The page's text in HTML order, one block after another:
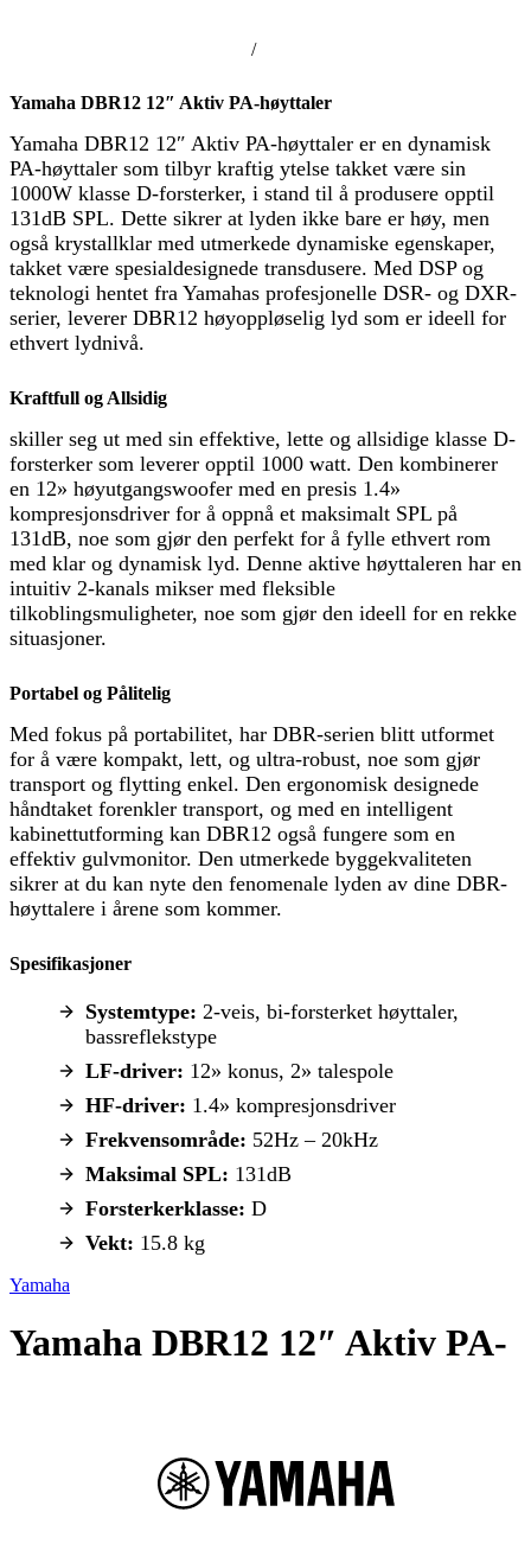
/
Yamaha DBR12 12″ Aktiv PA-høyttaler
Yamaha DBR12 12″ Aktiv PA-høyttaler er en dynamisk
PA-høyttaler som tilbyr kraftig ytelse takket være sin
1000W klasse D-forsterker, i stand til å produsere opptil
131dB SPL. Dette sikrer at lyden ikke bare er høy, men
også krystallklar med utmerkede dynamiske egenskaper,
takket være spesialdesignede transdusere. Med DSP og
teknologi hentet fra Yamahas profesjonelle DSR- og DXR-
serier, leverer DBR12 høyoppløselig lyd som er ideell for
ethvert lydnivå.
Kraftfull og Allsidig
skiller seg ut med sin effektive, lette og allsidige klasse D-
forsterker som leverer opptil 1000 watt. Den kombinerer
en 12» høyutgangswoofer med en presis 1.4»
kompresjonsdriver for å oppnå et maksimalt SPL på
131dB, noe som gjør den perfekt for å fylle ethvert rom
med klar og dynamisk lyd. Denne aktive høyttaleren har en
intuitiv 2-kanals mikser med fleksible
tilkoblingsmuligheter, noe som gjør den ideell for en rekke
situasjoner.
Portabel og Pålitelig
Med fokus på portabilitet, har DBR-serien blitt utformet
for å være kompakt, lett, og ultra-robust, noe som gjør
transport og flytting enkel. Den ergonomisk designede
håndtaket forenkler transport, og med en intelligent
kabinettutforming kan DBR12 også fungere som en
effektiv gulvmonitor. Den utmerkede byggekvaliteten
sikrer at du kan nyte den fenomenale lyden av dine DBR-
høyttalere i årene som kommer.
Spesifikasjoner
Systemtype: 2-veis, bi-forsterket høyttaler,
bassreflekstype
LF-driver: 12» konus, 2» talespole
HF-driver: 1.4» kompresjonsdriver
Frekvensområde: 52Hz – 20kHz
Maksimal SPL: 131dB
Forsterkerklasse: D
Vekt: 15.8 kg
Yamaha
Yamaha DBR12 12″ Aktiv PA-